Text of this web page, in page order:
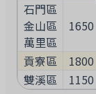
石門區
金山區
萬里區
1650
貢寮區 1800
雙溪區
1150